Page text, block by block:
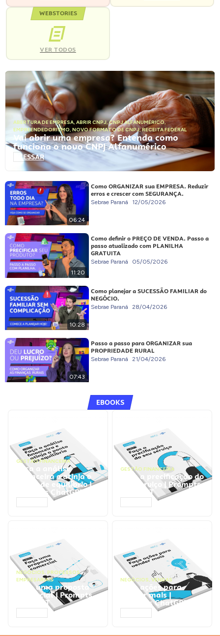
WEBSTORIES
VER TODOS
ABERTURA DE EMPRESA, ABRIR CNPJ,CNPJ ALFANUMÉRICO,
EMPREENDEDORISMO, NOVO FORMATO DE CNPJ,RECEITA FEDERAL
Vai abrir uma empresa? Entenda como
funciona o novo CNPJ Alfanumérico
ACESSAR
06:24
Como ORGANIZAR sua EMPRESA. Reduzir
erros e crescer com SEGURANÇA.
Sebrae Paraná 12/05/2026
11:20
Como definir o PREÇO DE VENDA. Passo a
passo atualizado com PLANILHA
GRATUITA
Sebrae Paraná 05/05/2026
10:28
Como planejar a SUCESSÃO FAMILIAR do
NEGÓCIO.
Sebrae Paraná 28/04/2026
07:43
Passo a passo para ORGANIZAR sua
PROPRIEDADE RURAL
Sebrae Paraná 21/04/2026
EBOOKS
GESTÃO FINANCEIRA
Faça a análise
financeira e atinja o
ponto de equilíbrio |
Prompts ChatGPT
GESTÃO FINANCEIRA
Faça a precificação do
seu serviço | Prompts
ChatGPT
NEGÓCIOS, PROCESSOS
EMPRESARIAIS
Faça uma proposta
comercial | Prompts
ChatGPT
NEGÓCIOS, VENDAS
Faça ações para
vender mais |
Prompts ChatGPT